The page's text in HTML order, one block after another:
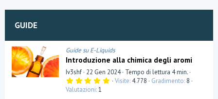
GUIDE
Guide su E-Liquids
Introduzione alla chimica degli aromi
Iv3shf 22 Gen 2024 Tempo di lettura 4 min.
5 Visite 4.778 Gradimento 8
Valutazioni 1